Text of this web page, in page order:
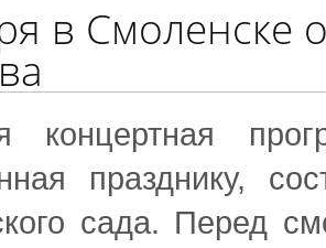
в Смоленске
концертная
празднику,
сада. Перед